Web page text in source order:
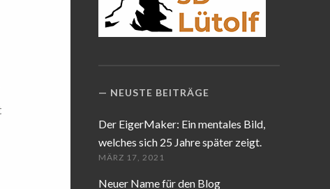
NEUSTE BEITRÄGE
Der EigerMaker: Ein mentales Bild,
welches sich 25 Jahre später zeigt.
MÄRZ 17, 2021
Neuer Name für den Blog